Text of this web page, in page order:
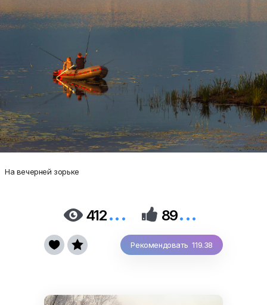
На вечерней зорьке
 412...  89...
Рекомендовать 119.38
 